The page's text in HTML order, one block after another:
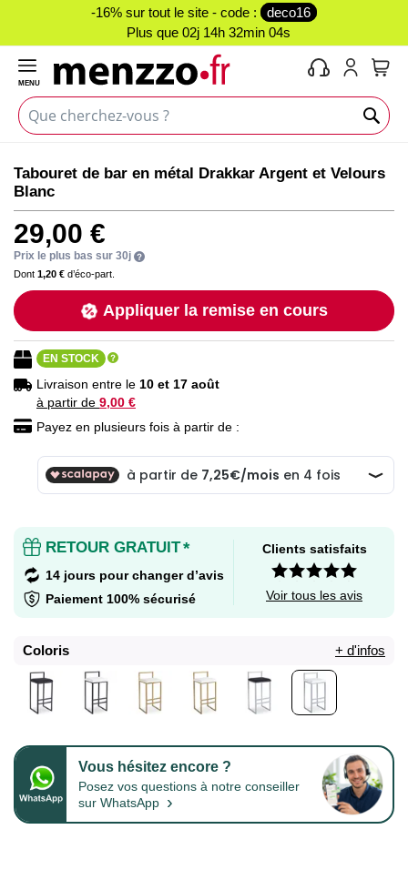
-16% sur tout le site - code :
deco16
Plus que 02j 14h 32min 04s
MENU
to
the
end
of
the
images
gallery
to
the
beginning
of
the
images
gallery
Tabouret de bar en métal Drakkar Argent et Velours
Blanc
29,00 €
Prix le plus bas sur 30j
Dont 1,20 € d’éco-part.
Appliquer la remise en cours
EN STOCK
Livraison entre le 10 et 17 août
à partir de 9,00 €
Payez en plusieurs fois à partir de :
RETOUR GRATUIT*
14 jours pour changer d’avis
Paiement 100% sécurisé
Clients satisfaits
Voir tous les avis
Coloris + d'infos
Vous hésitez encore ?
Posez vos questions à notre conseiller
sur WhatsApp ›